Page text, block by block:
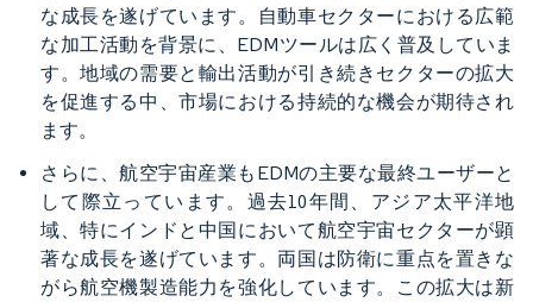
な成長を遂げています。自動車セクターにおける広範
な加工活動を背景に、EDMツールは広く普及していま
す。地域の需要と輸出活動が引き続きセクターの拡大
を促進する中、市場における持続的な機会が期待され
ます。
さらに、航空宇宙産業もEDMの主要な最終ユーザーと
して際立っています。過去10年間、アジア太平洋地
域、特にインドと中国において航空宇宙セクターが顕
著な成長を遂げています。両国は防衛に重点を置きな
がら航空機製造能力を強化しています。この拡大は新